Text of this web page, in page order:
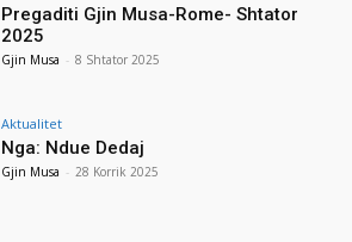
Pregaditi Gjin Musa-Rome- Shtator
2025
Gjin Musa - 8 Shtator 2025
Aktualitet
Nga: Ndue Dedaj
Gjin Musa - 28 Korrik 2025